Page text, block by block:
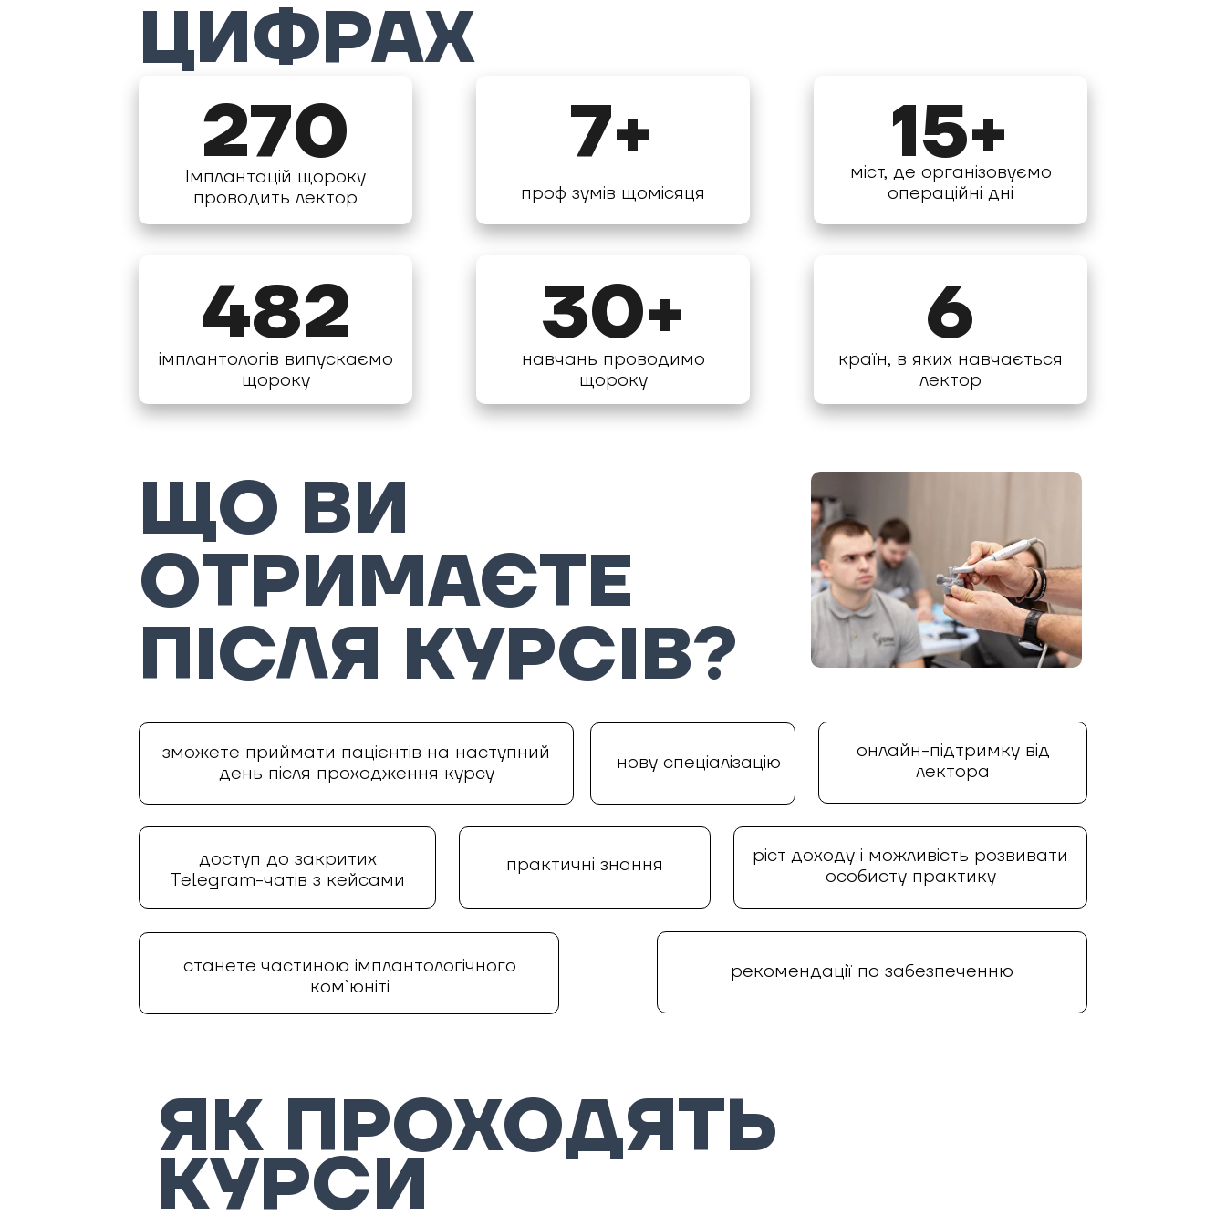
ЦИФРАХ
270
Імплантацій щороку
проводить лектор
7+
проф зумів щомісяця
15+
міст, де організовуємо
операційні дні
482
імплантологів випускаємо
щороку
30+
навчань проводимо
щороку
6
країн, в яких навчається
лектор
станете частиною імплантологічного
ком`юніті
нову спеціалізацію
онлайн-підтримку від
лектора
доступ до закритих
Telegram-чатів з кейсами
практичні знання
ріст доходу і можливість розвивати
особисту практику
зможете приймати пацієнтів на наступний
день після проходження курсу
рекомендації по забезпеченню
ЩО ВИ
ОТРИМАЄТЕ
ПІСЛЯ КУРСІВ?
ЯК ПРОХОДЯТЬ
КУРСИ